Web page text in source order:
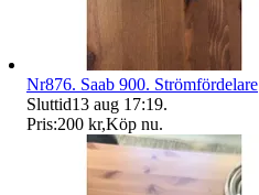
Nr876. Saab 900. Strömfördelare
Sluttid13 aug 17:19.
Pris:200 kr,Köp nu.